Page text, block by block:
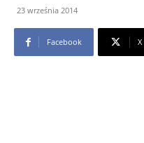
23 września 2014
Facebook X